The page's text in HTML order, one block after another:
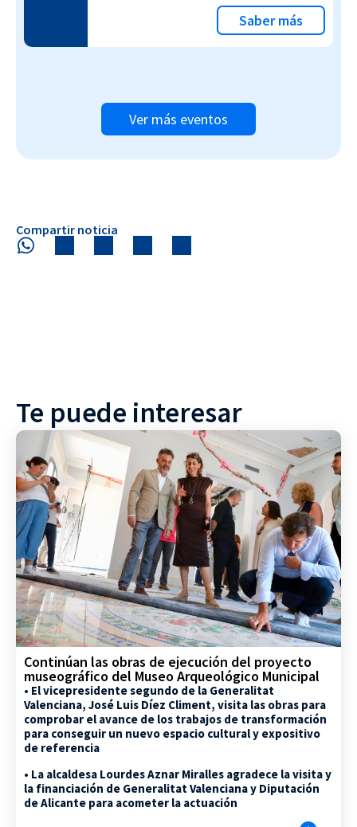
Saber más
Ver más eventos
Compartir noticia
Te puede interesar
Continúan las obras de ejecución del proyecto
museográfico del Museo Arqueológico Municipal
• El vicepresidente segundo de la Generalitat
Valenciana, José Luis Díez Climent, visita las obras para
comprobar el avance de los trabajos de transformación
para conseguir un nuevo espacio cultural y expositivo
de referencia
• La alcaldesa Lourdes Aznar Miralles agradece la visita y
la financiación de Generalitat Valenciana y Diputación
de Alicante para acometer la actuación